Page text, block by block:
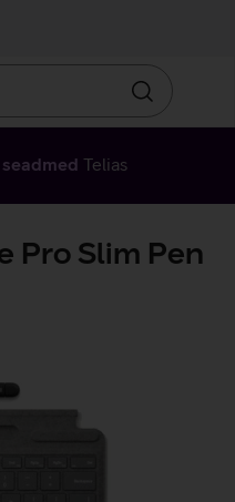
Otsin
Telias
Pro Slim Pen